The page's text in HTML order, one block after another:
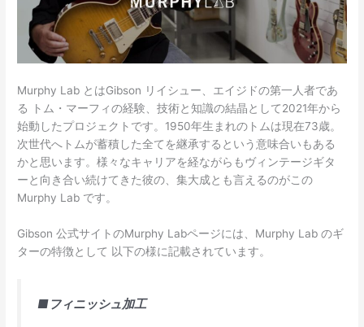
Murphy Lab とはGibson リイシュー、エイジドの第一人者であ
る トム・マーフィの経験、技術と知識の結晶として2021年から
始動したプロジェクトです。1950年生まれのトムは現在73歳。
次世代へトムが蓄積した全てを継承するという意味合いもある
かと思います。様々なキャリアを経ながらもヴィンテージギタ
ーと向き合い続けてきた彼の、集大成とも言えるのがこの
Murphy Lab です。
Gibson 公式サイトのMurphy Labページには、Murphy Lab のギ
ターの特徴として 以下の様に記載されています。
■ フィニッシュ加工